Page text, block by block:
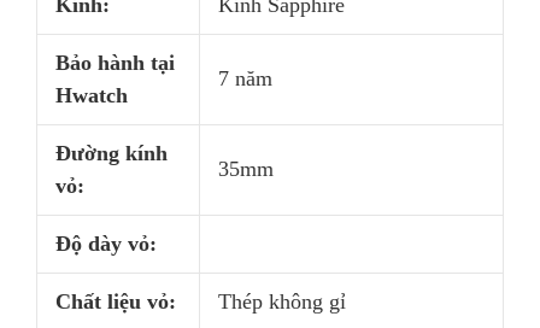
Kính: Kính Sapphire
Bảo hành tại
Hwatch
7 năm
Đường kính
vỏ:
35mm
Độ dày vỏ:
Chất liệu vỏ: Thép không gỉ